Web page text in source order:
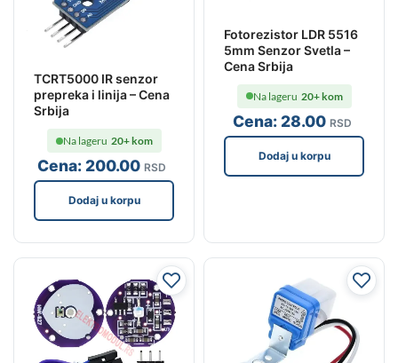
TCRT5000 IR senzor
prepreka i linija – Cena
Srbija
Cena: 200.00 RSD
Na lageru 20+ kom
Dodaj u korpu
Fotorezistor LDR 5516
5mm Senzor Svetla –
Cena Srbija
Cena: 28.00 RSD
Na lageru 20+ kom
Dodaj u korpu